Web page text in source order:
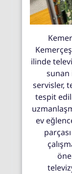
ilinde
sunan
servisler,
tespit
ev